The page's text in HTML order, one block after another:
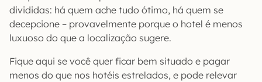
divididas: há quem ache tudo ótimo, há quem se
decepcione – provavelmente porque o hotel é menos
luxuoso do que a localização sugere.
Fique aqui se você quer ficar bem situado e pagar
menos do que nos hotéis estrelados, e pode relevar